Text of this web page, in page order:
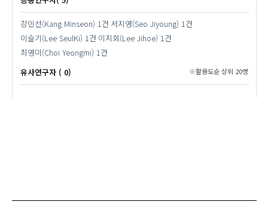
강민선(Kang Minseon) 1건 서지영(Seo Jiyoung) 1건
이슬기(Lee SeulKi) 1건 이지회(Lee Jihoe) 1건
최영미(Choi Yeongmi) 1건
유사연구자 ( 0)
※활용도순 상위 20명